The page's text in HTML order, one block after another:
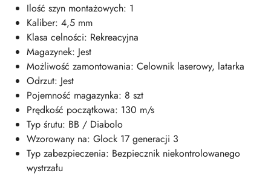
Ilość szyn montażowych: 1
Kaliber: 4,5 mm
Klasa celności: Rekreacyjna
Magazynek: Jest
Możliwość zamontowania: Celownik laserowy, latarka
Odrzut: Jest
Pojemność magazynka: 8 szt
Prędkość początkowa: 130 m/s
Typ śrutu: BB / Diabolo
Wzorowany na: Glock 17 generacji 3
Typ zabezpieczenia: Bezpiecznik niekontrolowanego
wystrzału